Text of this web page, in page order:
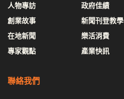
人物專訪
創業故事
在地新聞
專家觀點
政府佳績
新聞刊登教學
樂活消費
產業快訊
聯絡我們